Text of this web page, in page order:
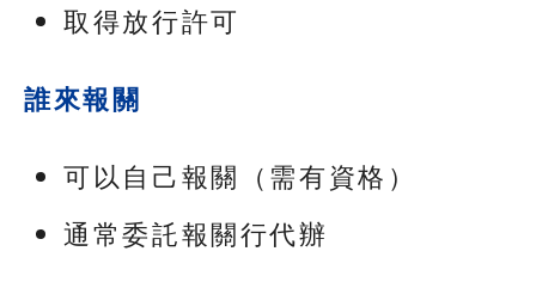
取得放行許可
誰來報關
可以自己報關（需有資格）
通常委託報關行代辦